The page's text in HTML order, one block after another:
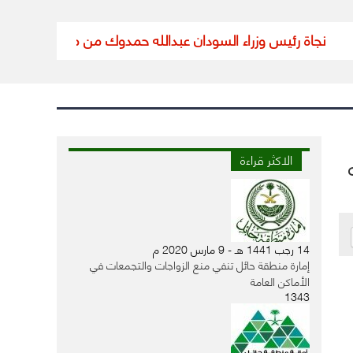
رئيس وزراء السودان عبدالله حمدوك من محاولة اغتيال
الاكثر قراءة
14 رجب 1441 هـ - 9 مارس 2020 م
إمارة منطقة حائل تنفي منع الزواجات والتجمعات في
الأماكن العامة
1343